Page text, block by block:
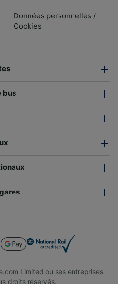
Données personnelles /
Cookies
bus
Limited ou ses entreprises
droits réservés.